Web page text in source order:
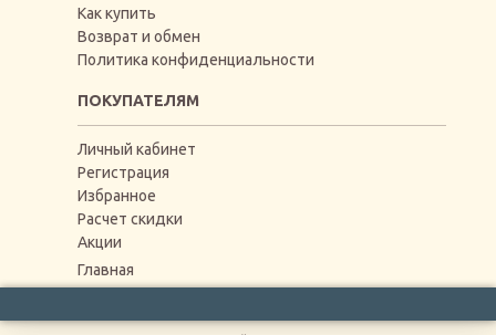
Как купить
Возврат и обмен
Политика конфиденциальности
ПОКУПАТЕЛЯМ
Личный кабинет
Регистрация
Избранное
Расчет скидки
Акции
Главная